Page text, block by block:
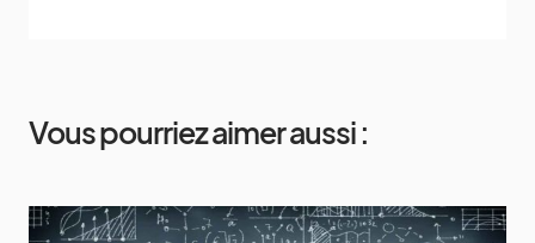
Vous pourriez aimer aussi :